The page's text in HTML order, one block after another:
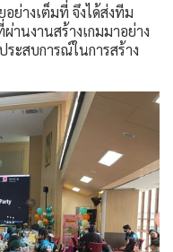
ย่างเต็มที่ จึงได้ส่งทีม
านงานสร้างเกมมาอย่าง
ะสบการณ์ในการสร้าง